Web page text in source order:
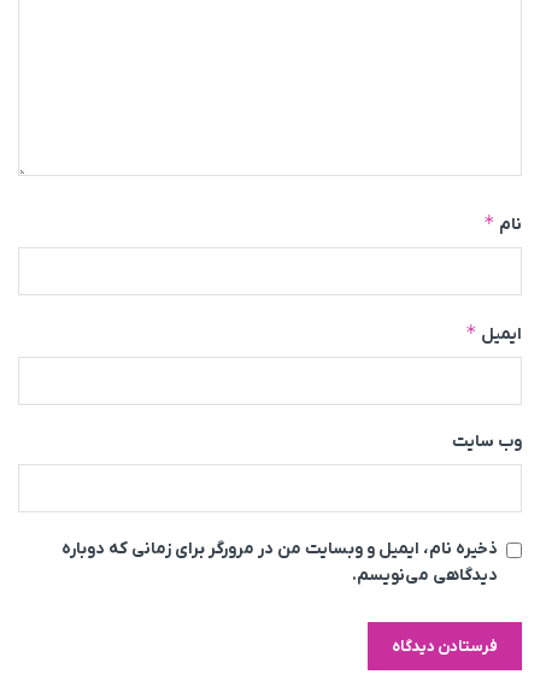
نام *
ایمیل *
وب‌ سایت
ذخیره نام، ایمیل و وبسایت من در مرورگر برای زمانی که دوباره
دیدگاهی می‌نویسم.